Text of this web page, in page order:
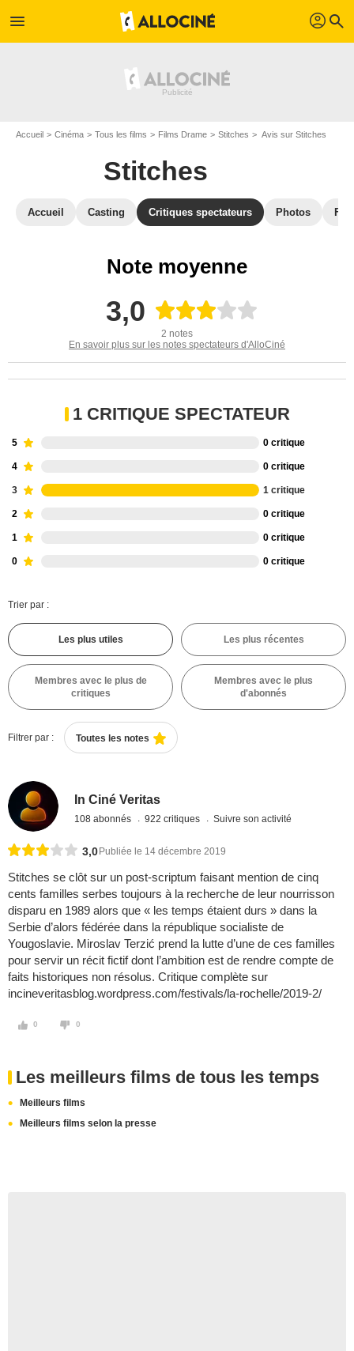
menu profil search
Accueil Cinéma Tous les films Films Drame Stitches Avis sur Stitches
Stitches
Accueil Casting Critiques spectateurs Photos
Note moyenne
3,0
2 notes
En savoir plus sur les notes spectateurs d'AlloCiné
1 CRITIQUE SPECTATEUR
5 0 critique
4 0 critique
3 1 critique
2 0 critique
1 0 critique
0 0 critique
Trier par :
Les plus utiles Les plus récentes
Membres avec le plus de
critiques
Membres avec le plus
d'abonnés
Filtrer par : Toutes les notes
In Ciné Veritas
108 abonnés 922 critiques Suivre son activité
3,0 Publiée le 14 décembre 2019
Stitches se clôt sur un post-scriptum faisant mention de cinq
cents familles serbes toujours à la recherche de leur nourrisson
disparu en 1989 alors que « les temps étaient durs » dans la
Serbie d’alors fédérée dans la république socialiste de
Yougoslavie. Miroslav Terzić prend la lutte d’une de ces familles
pour servir un récit fictif dont l’ambition est de rendre compte de
faits historiques non résolus. Critique complète sur
incineveritasblog.wordpress.com/festivals/la-rochelle/2019-2/
0 0
Les meilleurs films de tous les temps
Meilleurs films
Meilleurs films selon la presse